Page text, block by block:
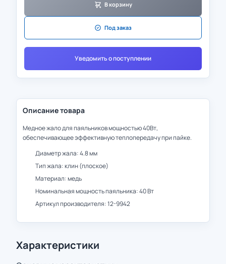
В корзину
Под заказ
Уведомить о поступлении
Описание товара
Медное жало для паяльников мощностью 40Вт,
обеспечивающее эффективную теплопередачу при пайке.
Диаметр жала: 4.8 мм
Тип жала: клин (плоское)
Материал: медь
Номинальная мощность паяльника: 40 Вт
Артикул производителя: 12-9942
Характеристики